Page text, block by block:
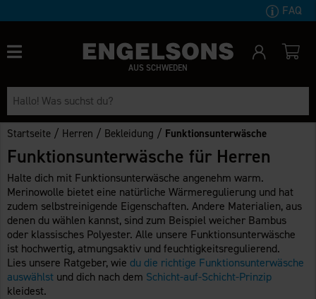
FAQ
AUS SCHWEDEN
Startseite / Herren / Bekleidung / Funktionsunterwäsche
Funktionsunterwäsche für Herren
Halte dich mit Funktionsunterwäsche angenehm warm.
Merinowolle bietet eine natürliche Wärmeregulierung und hat
zudem selbstreinigende Eigenschaften. Andere Materialien, aus
denen du wählen kannst, sind zum Beispiel weicher Bambus
oder klassisches Polyester. Alle unsere Funktionsunterwäsche
ist hochwertig, atmungsaktiv und feuchtigkeitsregulierend.
Lies unsere Ratgeber, wie du die richtige Funktionsunterwäsche
auswählst und dich nach dem Schicht-auf-Schicht-Prinzip
kleidest.